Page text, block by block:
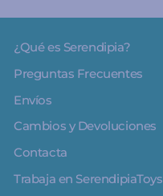
¿Qué es Serendipia?
Preguntas Frecuentes
Envíos
Cambios y Devoluciones
Contacta
Trabaja en SerendipiaToys